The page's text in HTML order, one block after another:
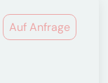
Auf Anfrage